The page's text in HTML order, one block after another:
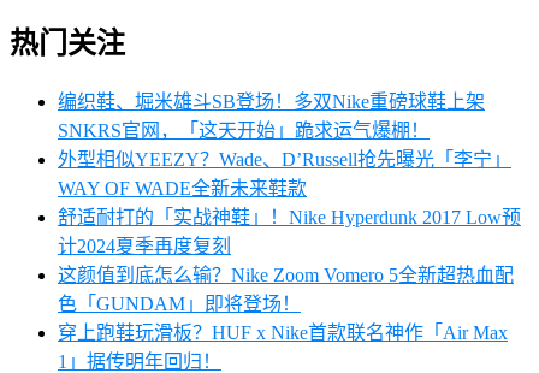
热门关注
编织鞋、堀米雄斗SB登场！多双Nike重磅球鞋上架
SNKRS官网，「这天开始」跪求运气爆棚！
外型相似YEEZY？Wade、D’Russell抢先曝光「李宁」
WAY OF WADE全新未来鞋款
舒适耐打的「实战神鞋」！Nike Hyperdunk 2017 Low预
计2024夏季再度复刻
这颜值到底怎么输？Nike Zoom Vomero 5全新超热血配
色「GUNDAM」即将登场！
穿上跑鞋玩滑板？HUF x Nike首款联名神作「Air Max
1」据传明年回归！